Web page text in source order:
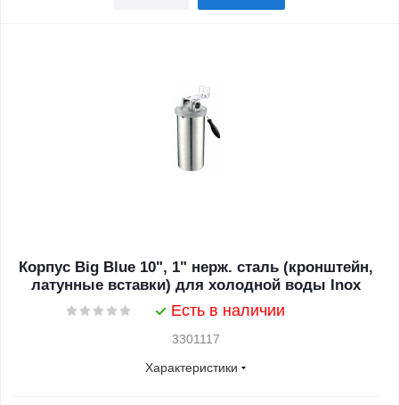
Корпус Big Blue 10", 1" нерж. сталь (кронштейн,
латунные вставки) для холодной воды Inox
Есть в наличии
3301117
Характеристики